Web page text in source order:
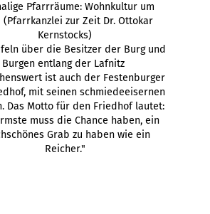
Pfarrräume: Wohnkultur um
(Pfarrkanzlei zur Zeit Dr. Ottokar
Kernstocks)
über die Besitzer der Burg und
Burgen entlang der Lafnitz
ist auch der Festenburger
mit seinen schmiedeeisernen
Das Motto für den Friedhof lautet:
muss die Chance haben, ein
Grab zu haben wie ein
Reicher."